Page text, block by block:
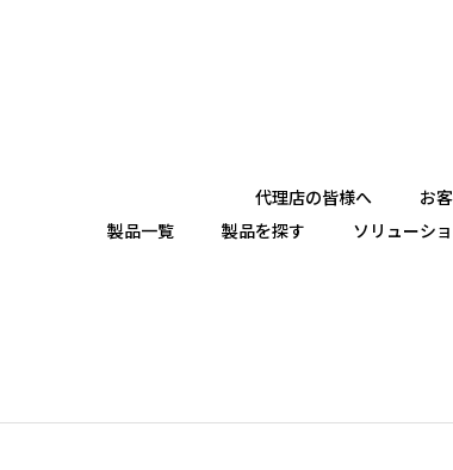
代理店の皆様へ お
製品一覧
製品を探す ソリューシ